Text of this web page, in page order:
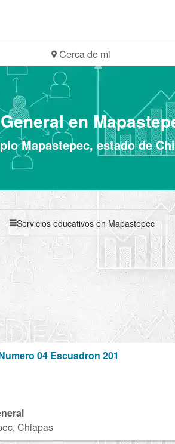
Cerca de mi
en
Mapastepec, estado de
Servicios educativos en Mapastepec
04 Escuadron 201
Chiapas